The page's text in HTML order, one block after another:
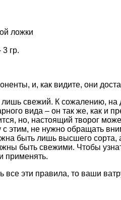
ложки
3 гр.
и, как видите, они
лишь свежий. К сожалению, на
вида – он так же, как и
но, настоящий творог
с этим, не нужно обращать
быть лишь высшего
быть свежими. Чтобы
применять.
все эти правила, то ваши